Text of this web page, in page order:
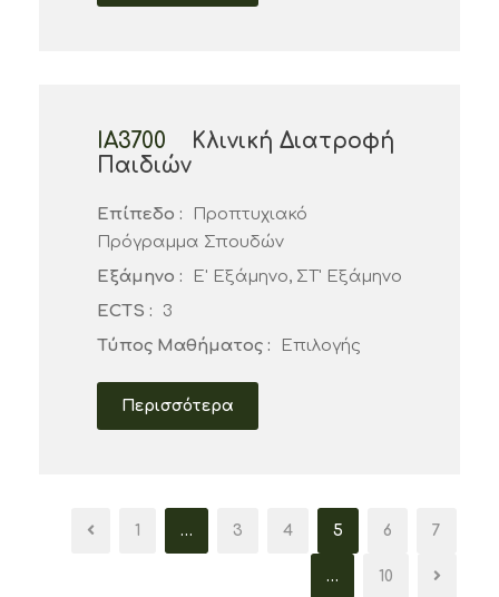
ΙΑ3700
Κλινική Διατροφή
Παιδιών
Επίπεδο :
Προπτυχιακό
Πρόγραμμα Σπουδών
Εξάμηνο :
Ε' Εξάμηνο, ΣΤ' Εξάμηνο
ECTS :
3
Τύπος Μαθήματος :
Επιλογής
Περισσότερα
1 … 3 4 5 6 7
… 10